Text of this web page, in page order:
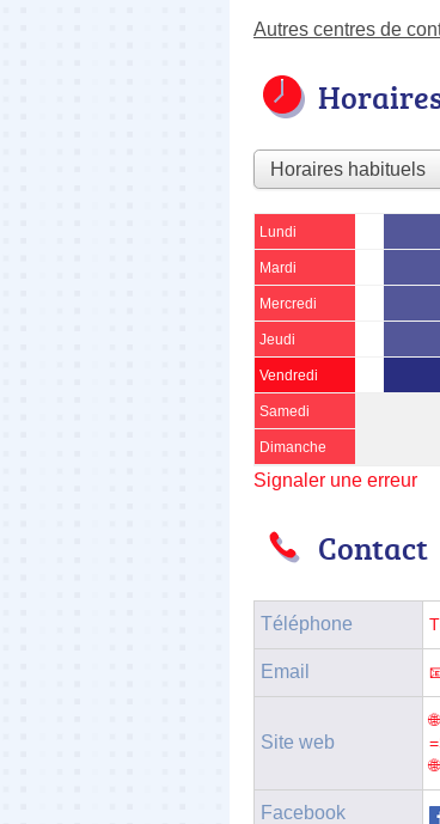
Autres centres de
Lundi
Mardi
Mercredi
Jeudi
Vendredi
Samedi
Dimanche
Signaler une erreur
Contact
Téléphone
Email
Site web
Facebook